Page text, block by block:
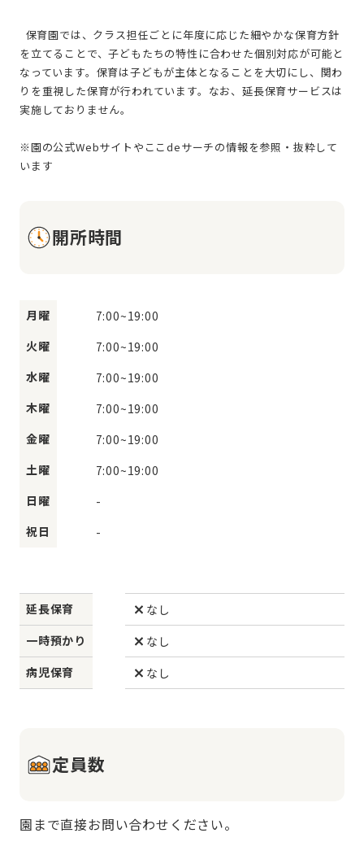
を立てることで、子どもたちの特性に合わせた個別対応が可能と
なっています。保育は子どもが主体となることを大切にし、関わ
りを重視した保育が行われています。なお、延長保育サービスは
実施しておりません。
※園の公式Webサイトやここdeサーチの情報を参照・抜粋して
開所時間
月曜 7:00~19:00
火曜
7:00~19:00
水曜
7:00~19:00
木曜
7:00~19:00
金曜
7:00~19:00
土曜
7:00~19:00
日曜
-
祝日
-
延長保育
なし
一時預かり
なし
病児保育
なし
定員数
園まで直接お問い合わせください。